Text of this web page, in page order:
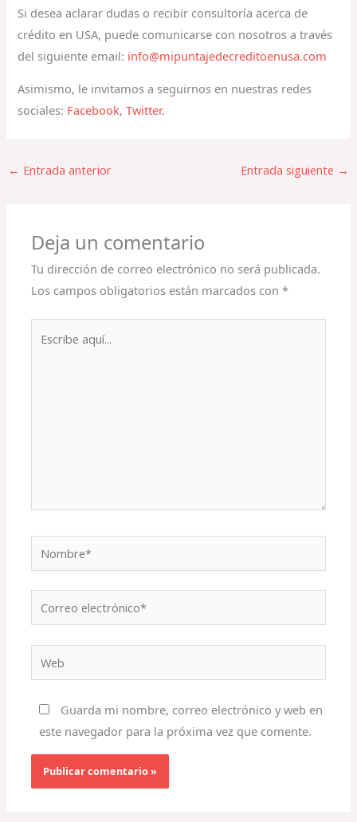
Si desea aclarar dudas o recibir consultoría acerca de
crédito en USA, puede comunicarse con nosotros a través
del siguiente email: info@mipuntajedecreditoenusa.com
Asimismo, le invitamos a seguirnos en nuestras redes
sociales: Facebook,Twitter.
← Entrada anterior Entrada siguiente →
Deja un comentario
Tu dirección de correo electrónico no será publicada.
Los campos obligatorios están marcados con*
electrónico*
Guarda mi nombre, correo electrónico y web en
este navegador para la próxima vez que comente.